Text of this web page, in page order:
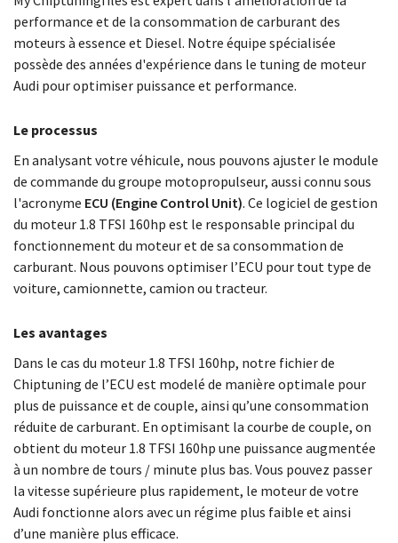
performance et de la consommation de carburant des
moteurs à essence et Diesel. Notre équipe spécialisée
possède des années d'expérience dans le tuning de moteur
Audi pour optimiser puissance et performance.
Le processus
En analysant votre véhicule, nous pouvons ajuster le module
de commande du groupe motopropulseur, aussi connu sous
l'acronyme ECU (Engine Control Unit). Ce logiciel de gestion
du moteur 1.8 TFSI 160hp est le responsable principal du
fonctionnement du moteur et de sa consommation de
carburant. Nous pouvons optimiser l’ECU pour tout type de
voiture, camionnette, camion ou tracteur.
Les avantages
Dans le cas du moteur 1.8 TFSI 160hp, notre fichier de
Chiptuning de l’ECU est modelé de manière optimale pour
plus de puissance et de couple, ainsi qu’une consommation
réduite de carburant. En optimisant la courbe de couple, on
obtient du moteur 1.8 TFSI 160hp une puissance augmentée
à un nombre de tours / minute plus bas. Vous pouvez passer
la vitesse supérieure plus rapidement, le moteur de votre
Audi fonctionne alors avec un régime plus faible et ainsi
d’une manière plus efficace.